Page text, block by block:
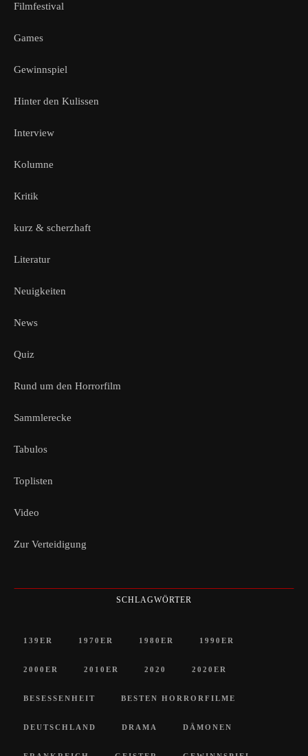
Filmfestival
Games
Gewinnspiel
Hinter den Kulissen
Interview
Kolumne
Kritik
kurz & scherzhaft
Literatur
Neuigkeiten
News
Quiz
Rund um den Horrorfilm
Sammlerecke
Tabulos
Toplisten
Video
Zur Verteidigung
SCHLAGWÖRTER
139ER 1970ER 1980ER 1990ER
2000ER 2010ER 2020 2020ER
BESESSENHEIT BESTEN HORRORFILME
DEUTSCHLAND DRAMA DÄMONEN